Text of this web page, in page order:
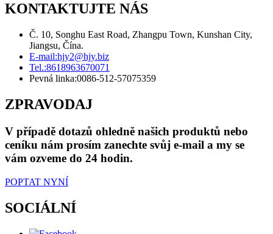
KONTAKTUJTE NÁS
Č. 10, Songhu East Road, Zhangpu Town, Kunshan City,
Jiangsu, Čína.
E-mail:hjy2@hjy.biz
Tel.:8618963670071
Pevná linka:0086-512-57075359
ZPRAVODAJ
V případě dotazů ohledně našich produktů nebo
ceníku nám prosím zanechte svůj e-mail a my se
vám ozveme do 24 hodin.
POPTAT NYNÍ
SOCIÁLNÍ